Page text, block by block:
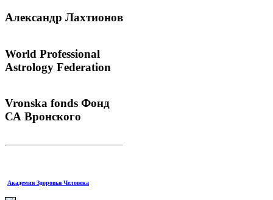
Александр Лахтионов
World Professional
Astrology Federation
Vronska fonds Фонд
СА Вронского
Академия Здоровья Человека